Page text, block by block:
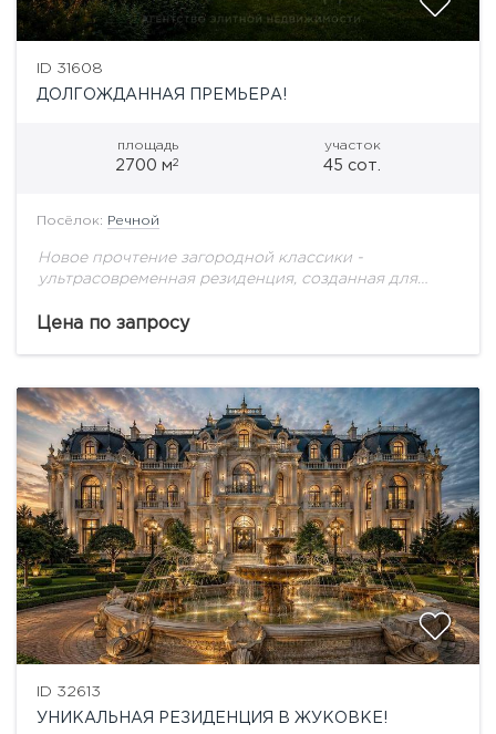
ID 31608
ДОЛГОЖДАННАЯ ПРЕМЬЕРА!
площадь
2700 м2
участок
45 сот.
Посёлок: Речной
Новое прочтение загородной классики -
ультрасовременная резиденция, созданная для
Цена по запросу
ID 32613
УНИКАЛЬНАЯ РЕЗИДЕНЦИЯ В ЖУКОВКЕ!